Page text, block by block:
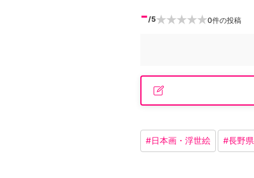
-/5 0件の投稿
#日本画・浮世絵 #長野県